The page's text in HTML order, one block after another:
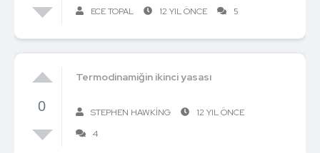
ECE TOPAL 12 YIL ÖNCE 5
0
Termodinamiğin ikinci yasası
STEPHEN HAWKING
12 YIL ÖNCE
4